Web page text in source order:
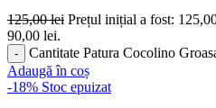
125,00lei Prețul inițial a fost:
90,00 lei.
Cantitate Patura Cocolino
Adaugă în coș
-18% Stoc epuizat